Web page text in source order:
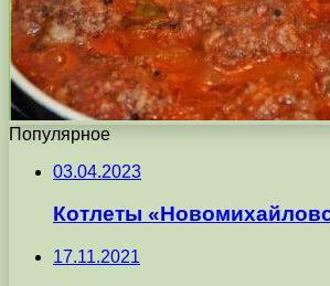
Популярное
03.04.2023
Котлеты
17.11.2021